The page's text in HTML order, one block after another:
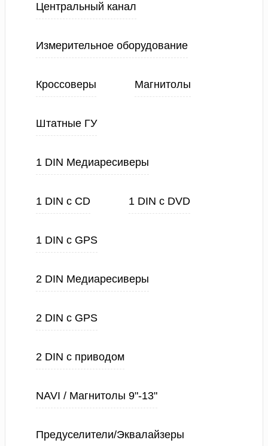
Центральный канал
Измерительное оборудование
Кроссоверы Магнитолы
Штатные ГУ
1 DIN Медиаресиверы
1 DIN с CD 1 DIN с DVD
1 DIN с GPS
2 DIN Медиаресиверы
2 DIN с GPS
2 DIN с приводом
NAVI / Магнитолы 9"-13"
Предуселители/Эквалайзеры